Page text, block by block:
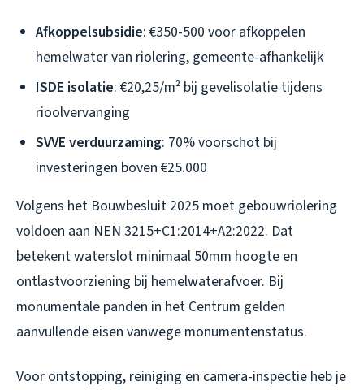
Afkoppelsubsidie: €350-500 voor afkoppelen
hemelwater van riolering, gemeente-afhankelijk
ISDE isolatie: €20,25/m² bij gevelisolatie tijdens
rioolvervanging
SVVE verduurzaming: 70% voorschot bij
investeringen boven €25.000
Volgens het Bouwbesluit 2025 moet gebouwriolering
voldoen aan NEN 3215+C1:2014+A2:2022. Dat
betekent waterslot minimaal 50mm hoogte en
ontlastvoorziening bij hemelwaterafvoer. Bij
monumentale panden in het Centrum gelden
aanvullende eisen vanwege monumentenstatus.
Voor ontstopping, reiniging en camera-inspectie heb je